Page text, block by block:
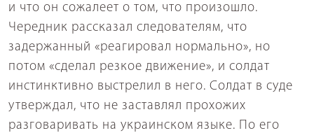
и что он сожалеет о том, что произошло.
Чередник рассказал следователям, что
задержанный «реагировал нормально», но
потом «сделал резкое движение», и солдат
инстинктивно выстрелил в него. Солдат в суде
утверждал, что не заставлял прохожих
разговаривать на украинском языке. По его